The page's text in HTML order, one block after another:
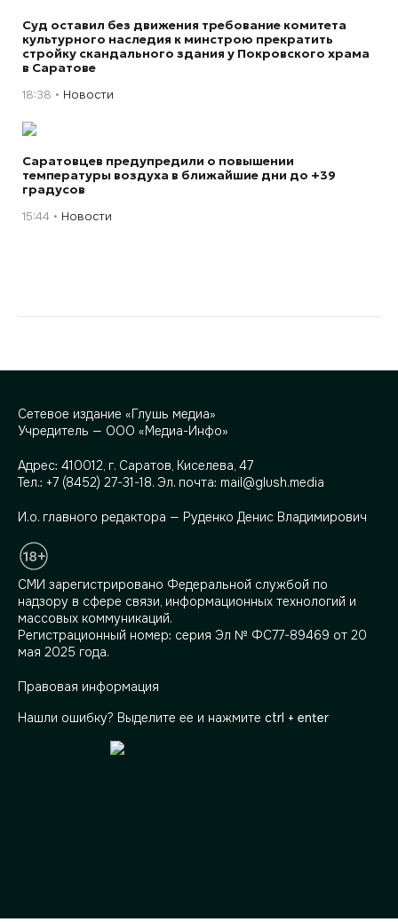
Суд оставил без движения требование комитета
культурного наследия к минстрою прекратить
стройку скандального здания у Покровского храма
в Саратове
18:38 Новости
Саратовцев предупредили о повышении
температуры воздуха в ближайшие дни до +39
градусов
15:44 Новости
Сетевое издание «Глушь медиа»
Учредитель — ООО «Медиа-Инфо»
Адрес: 410012, г. Саратов, Киселева, 47
Тел.: +7 (8452) 27-31-18. Эл. почта: mail@glush.media
И.о. главного редактора — Руденко Денис Владимирович
СМИ зарегистрировано Федеральной службой по
надзору в сфере связи, информационных технологий и
массовых коммуникаций.
Регистрационный номер: серия Эл № ФС77-89469 от 20
мая 2025 года.
Правовая информация
Нашли ошибку? Выделите ее и нажмите ctrl + enter